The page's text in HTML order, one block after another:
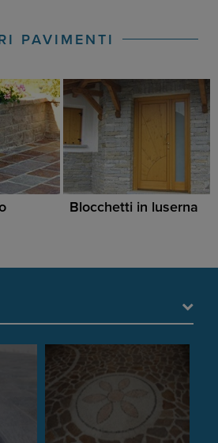
PAVIMENTI
Blocchetti in luserna